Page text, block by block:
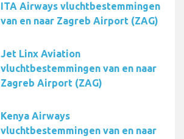
ITA Airways vluchtbestemmingen
van en naar Zagreb Airport (ZAG)
Jet Linx Aviation
vluchtbestemmingen van en naar
Zagreb Airport (ZAG)
Kenya Airways
vluchtbestemmingen van en naar